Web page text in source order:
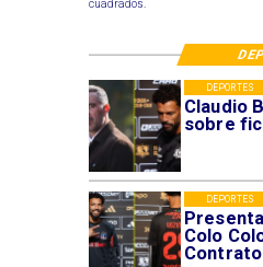
Claudio
sobre
DEPORTES
Colo
Contrato
DEPORTES
cuadrados.